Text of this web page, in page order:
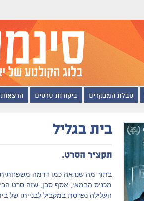
טבלת המבקרים ביקורות סרטים הרצאות
בית בגליל
תקציר הסרט.
בתוך מה שנראה כמו דרמה משפחתית
מכניס הבמאי, אסף סבן, שזה סרט
העלילה נפרסת במקביל לבנייתו של